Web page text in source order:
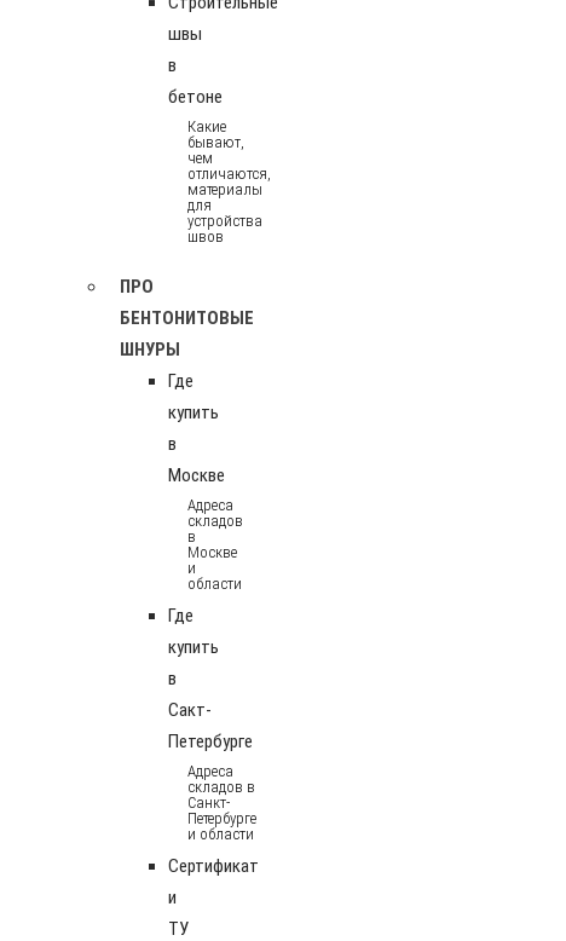
швы
в
бетоне
Какие
бывают,
чем
отличаются,
материалы
для
устройства
швов
ПРО
БЕНТОНИТОВЫЕ
ШНУРЫ
Где
купить
в
Москве
Адреса
складов
в
Москве
и
области
Где
купить
в
Сакт-
Петербурге
Адреса
складов в
Санкт-
Петербурге
и области
Сертификат
и
ТУ